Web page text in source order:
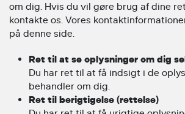
om dig. Hvis du vil gøre brug af dine
kontakte os. Vores
på denne side.
Ret til at se oplysninger om dig
Du har ret til at få indsigt i de
behandler om dig.
Ret til berigtigelse (rettelse)